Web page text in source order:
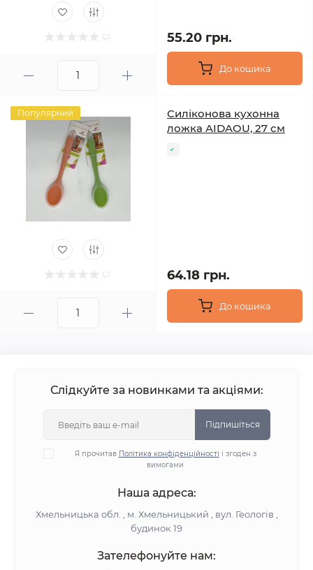
55.20 грн.
До кошика
Популярний
Силіконова кухонна
ложка AIDAOU, 27 см
64.18 грн.
До кошика
Слідкуйте за новинками та акціями:
Підпишіться
Я прочитав Політика конфіденційності і згоден з
вимогами
Наша адреса:
Хмельницька обл. , м. Хмельницький , вул. Геологів ,
будинок 19
Зателефонуйте нам: